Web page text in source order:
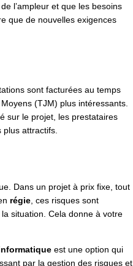
l’ampleur et que les besoins
que de nouvelles exigences
sont facturées au temps
(TJM) plus intéressants.
sur le projet, les prestataires
attractifs.
Dans un projet à prix fixe, tout
régie, ces risques sont
situation. Cela donne à votre
est une option qui
par la gestion des risques et